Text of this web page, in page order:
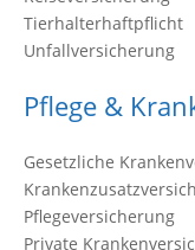
Tierhalterhaftpflicht
Unfallversicherung
Pflege &
Gesetzliche
Pflegeversicherung
Private